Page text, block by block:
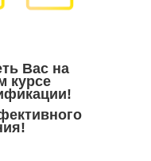
Вас на
курсе